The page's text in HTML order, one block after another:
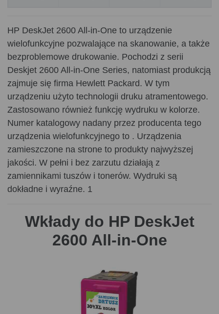
HP DeskJet 2600 All-in-One to urządzenie
wielofunkcyjne pozwalające na skanowanie, a także
bezproblemowe drukowanie. Pochodzi z serii
Deskjet 2600 All-in-One Series, natomiast produkcją
zajmuje się firma Hewlett Packard. W tym
urządzeniu użyto technologii druku atramentowego.
Zastosowano również funkcję wydruku w kolorze.
Numer katalogowy nadany przez producenta tego
urządzenia wielofunkcyjnego to . Urządzenia
zamieszczone na strone to produkty najwyższej
jakości. W pełni i bez zarzutu działają z
zamiennikami tuszów i tonerów. Wydruki są
dokładne i wyraźne. 1
Wkłady do HP DeskJet
2600 All-in-One